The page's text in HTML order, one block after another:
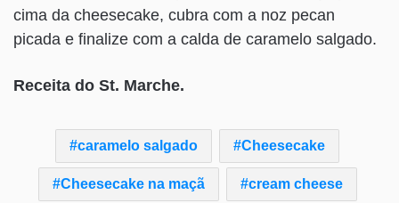
cima da cheesecake, cubra com a noz pecan
picada e finalize com a calda de caramelo salgado.
Receita do St. Marche.
caramelo salgado Cheesecake
Cheesecake na maçã cream cheese